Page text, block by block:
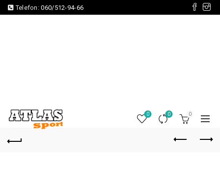
Telefon:060/512-94-66
0 0 0